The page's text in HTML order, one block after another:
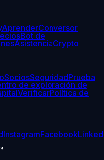
AprenderConversor
Bot de
AsistenciaCrypto
SociosSeguridadPrueba
de exploración de
VerificarPolítica de
InstagramFacebook